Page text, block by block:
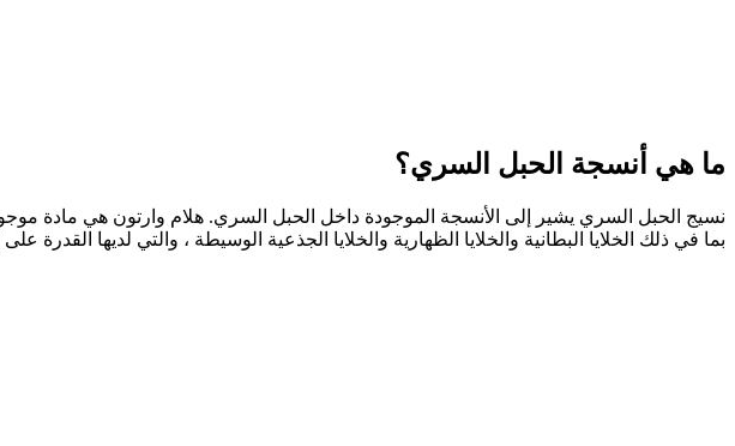
ما هي أنسجة الحبل السري؟
نسيج الحبل السري يشير إلى الأنسجة الموجودة داخل الحبل السري. هلام وارتون هي مادة
بما في ذلك الخلايا البطانية والخلايا الظهارية والخلايا الجذعية الوسيطة ، والتي لديها